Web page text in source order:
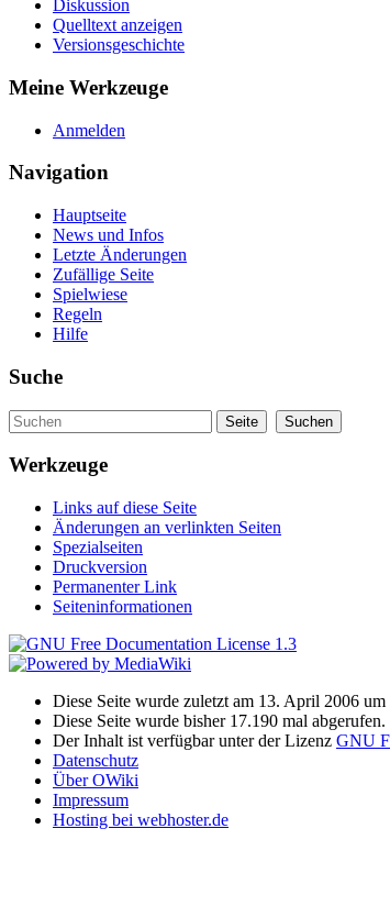
Diskussion
Quelltext anzeigen
Versionsgeschichte
Meine Werkzeuge
Anmelden
Navigation
Hauptseite
News und Infos
Letzte Änderungen
Zufällige Seite
Spielwiese
Regeln
Hilfe
Suche
Werkzeuge
Links auf diese Seite
Änderungen an verlinkten Seiten
Spezialseiten
Druckversion
Permanenter Link
Seiteninformationen
Diese Seite wurde zuletzt am 13. April 2006
Diese Seite wurde bisher 17.190 mal abgerufen.
Der Inhalt ist verfügbar unter der Lizenz GNU
Datenschutz
Über OWiki
Impressum
Hosting bei webhoster.de